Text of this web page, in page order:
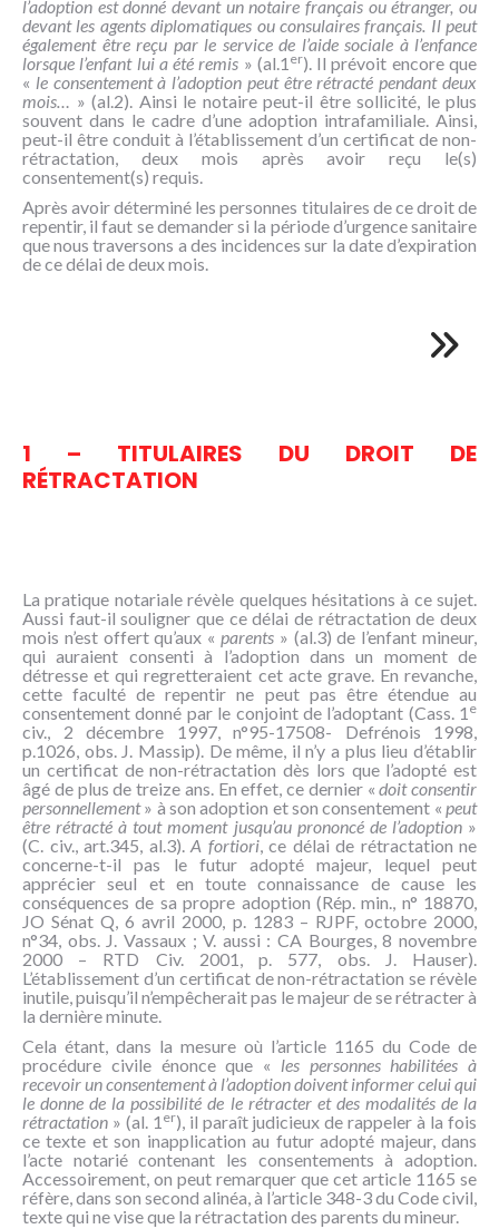
NOUS
CONNAÎTRE
CONTACT
l’adoption est donné devant un notaire français ou étranger, ou
devant les agents diplomatiques ou consulaires français. Il peut
également être reçu par le service de l’aide sociale à l’enfance
lorsque l’enfant lui a été remis » (al.1 er). Il prévoit encore que
« le consentement à l’adoption peut être rétracté pendant deux
mois… » (al.2). Ainsi le notaire peut-il être sollicité, le plus
souvent dans le cadre d’une adoption intrafamiliale. Ainsi,
peut-il être conduit à l’établissement d’un certificat de non-
rétractation, deux mois après avoir reçu le(s)
consentement(s) requis.
Après avoir déterminé les personnes titulaires de ce droit de
repentir, il faut se demander si la période d’urgence sanitaire
que nous traversons a des incidences sur la date d’expiration
de ce délai de deux mois.
1 – TITULAIRES DU DROIT DE
RÉTRACTATION
La pratique notariale révèle quelques hésitations à ce sujet.
Aussi faut-il souligner que ce délai de rétractation de deux
mois n’est offert qu’aux « parents » (al.3) de l’enfant mineur,
qui auraient consenti à l’adoption dans un moment de
détresse et qui regretteraient cet acte grave. En revanche,
cette faculté de repentir ne peut pas être étendue au
consentement donné par le conjoint de l’adoptant (Cass. 1 e
civ., 2 décembre 1997, n°95-17508- Defrénois 1998,
p.1026, obs. J. Massip). De même, il n’y a plus lieu d’établir
un certificat de non-rétractation dès lors que l’adopté est
âgé de plus de treize ans. En effet, ce dernier «doit consentir
personnellement» à son adoption et son consentement « peut
être rétracté à tout moment jusqu’au prononcé de l’adoption»
(C. civ., art.345, al.3). A fortiori, ce délai de rétractation ne
concerne-t-il pas le futur adopté majeur, lequel peut
apprécier seul et en toute connaissance de cause les
conséquences de sa propre adoption (Rép. min., n° 18870,
JO Sénat Q, 6 avril 2000, p. 1283 – RJPF, octobre 2000,
n°34, obs. J. Vassaux ; V. aussi : CA Bourges, 8 novembre
2000 – RTD Civ. 2001, p. 577, obs. J. Hauser).
L’établissement d’un certificat de non-rétractation se révèle
inutile, puisqu’il n’empêcherait pas le majeur de se rétracter à
la dernière minute.
Cela étant, dans la mesure où l’article 1165 du Code de
procédure civile énonce que « les personnes habilitées à
recevoir un consentement à l’adoption doivent informer celui qui
le donne de la possibilité de le rétracter et des modalités de la
rétractation » (al. 1 er), il paraît judicieux de rappeler à la fois
ce texte et son inapplication au futur adopté majeur, dans
l’acte notarié contenant les consentements à adoption.
Accessoirement, on peut remarquer que cet article 1165 se
réfère, dans son second alinéa, à l’article 348-3 du Code civil,
texte qui ne vise que la rétractation des parents du mineur.